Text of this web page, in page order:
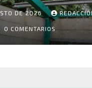
ESCUELAS,
Y
LOS
DE 2026
0 COMENTARIOS